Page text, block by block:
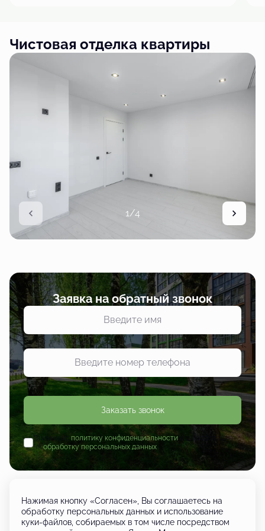
Чистовая отделка квартиры
1/4
Заявка на обратный звонок
Заказать звонок
Принимаю политику конфиденциальностии даю согласие
наобработку персональных данных
+7 (833) 249-01-01
Нажимая кнопку «Согласен», Вы соглашаетесь на
обработку персональных данных и использование
куки-файлов, собираемых в том числе посредством